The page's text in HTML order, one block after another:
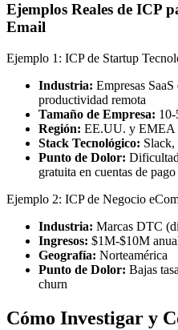
Ejemplos Reales de ICP
Email
Ejemplo 1: ICP de Startup
Industria: Empresas
productividad remota
Tamaño de Empresa: 10-
Región: EE.UU. y EMEA
Stack Tecnológico:
Punto de Dolor:
gratuita en cuentas de pago
Ejemplo 2: ICP de Negocio
Industria: Marcas DTC
Ingresos: $1M-$10M
Geografía: Norteamérica
Punto de Dolor: Bajas
churn
Cómo Investigar y